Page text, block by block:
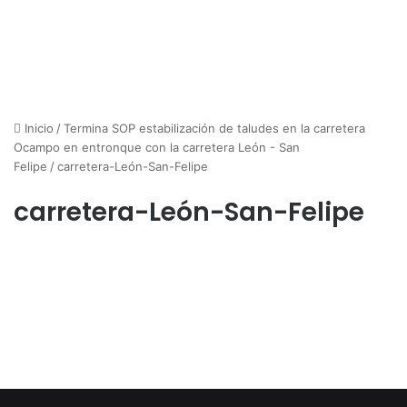
Inicio /Termina SOP estabilización de taludes en la carretera
Ocampo en entronque con la carretera León - San
Felipe /carretera-León-San-Felipe
carretera-León-San-Felipe